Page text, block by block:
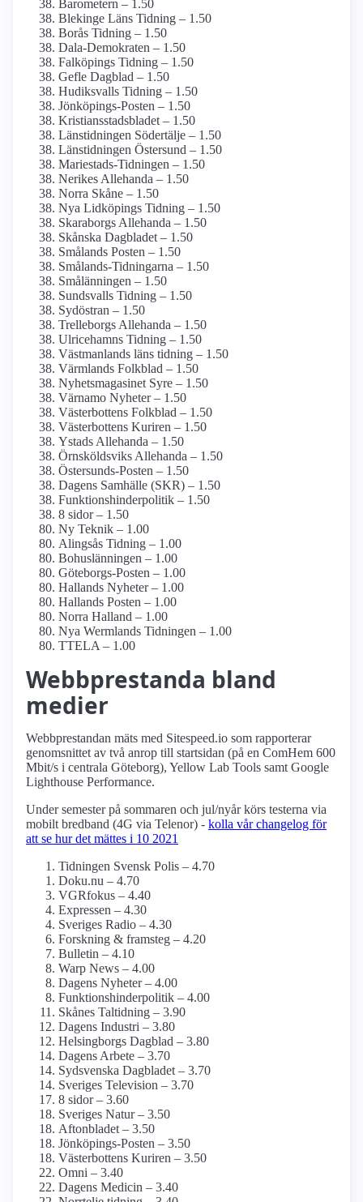
Barometern – 1.50
Blekinge Läns Tidning – 1.50
Borås Tidning – 1.50
Dala-Demokraten – 1.50
Falköpings Tidning – 1.50
Gefle Dagblad – 1.50
Hudiksvalls Tidning – 1.50
Jönköpings-Posten – 1.50
Kristiansstadsbladet – 1.50
Länstidningen Södertälje – 1.50
Länstidningen Östersund – 1.50
Mariestads-Tidningen – 1.50
Nerikes Allehanda – 1.50
Norra Skåne – 1.50
Nya Lidköpings Tidning – 1.50
Skaraborgs Allehanda – 1.50
Skånska Dagbladet – 1.50
Smålands Posten – 1.50
Smålands-Tidningarna – 1.50
Smålänningen – 1.50
Sundsvalls Tidning – 1.50
Sydöstran – 1.50
Trelleborgs Allehanda – 1.50
Ulricehamns Tidning – 1.50
Västmanlands läns tidning – 1.50
Värmlands Folkblad – 1.50
Nyhetsmagasinet Syre – 1.50
Värnamo Nyheter – 1.50
Västerbottens Folkblad – 1.50
Västerbottens Kuriren – 1.50
Ystads Allehanda – 1.50
Örnsköldsviks Allehanda – 1.50
Östersunds-Posten – 1.50
Dagens Samhälle (SKR) – 1.50
Funktionshinder­politik – 1.50
8 sidor – 1.50
Ny Teknik – 1.00
Alingsås Tidning – 1.00
Bohuslänningen – 1.00
Göteborgs-Posten – 1.00
Hallands Nyheter – 1.00
Hallands Posten – 1.00
Norra Halland – 1.00
Nya Wermlands Tidningen – 1.00
TTELA – 1.00
Webbprestanda bland
medier
Webbprestandan mäts med Sitespeed.io som rapporterar
genomsnittet av två anrop till startsidan (på en ComHem 600
Mbit/s i centrala Göteborg), Yellow Lab Tools samt Google
Lighthouse Performance.
Under semester på sommaren och jul/nyår körs testerna via
mobilt bredband (4G via Telenor) - kolla vår changelog för
att se hur det mättes i 10 2021
Tidningen Svensk Polis – 4.70
Doku.nu – 4.70
VGRfokus – 4.40
Expressen – 4.30
Sveriges Radio – 4.30
Forskning & framsteg – 4.20
Bulletin – 4.10
Warp News – 4.00
Dagens Nyheter – 4.00
Funktionshinder­politik – 4.00
Skånes Taltidning – 3.90
Dagens Industri – 3.80
Helsingborgs Dagblad – 3.80
Dagens Arbete – 3.70
Sydsvenska Dagbladet – 3.70
Sveriges Television – 3.70
8 sidor – 3.60
Sveriges Natur – 3.50
Aftonbladet – 3.50
Jönköpings-Posten – 3.50
Västerbottens Kuriren – 3.50
Omni – 3.40
Dagens Medicin – 3.40